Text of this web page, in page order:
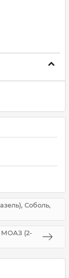
Соболь,
МОАЗ (2-